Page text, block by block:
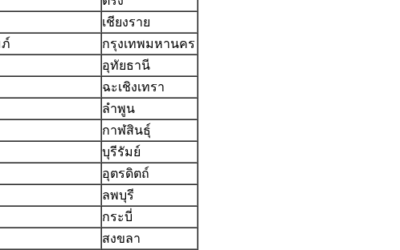
เชียงราย
กรุงเทพมหานคร
อุทัยธานี
ฉะเชิงเทรา
ลำพูน
กาฬสินธุ์
บุรีรัมย์
อุตรดิตถ์
ลพบุรี
กระบี่
สงขลา